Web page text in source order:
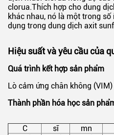
clorua.Thích hợp cho dung
khác nhau, nó là một trong
dụng trong dung dịch axit
Hiệu suất và yêu cầu của
Quá trình kết hợp sản phẩm
Lò cảm ứng chân không
Thành phần hóa học sản
C sĩ mn